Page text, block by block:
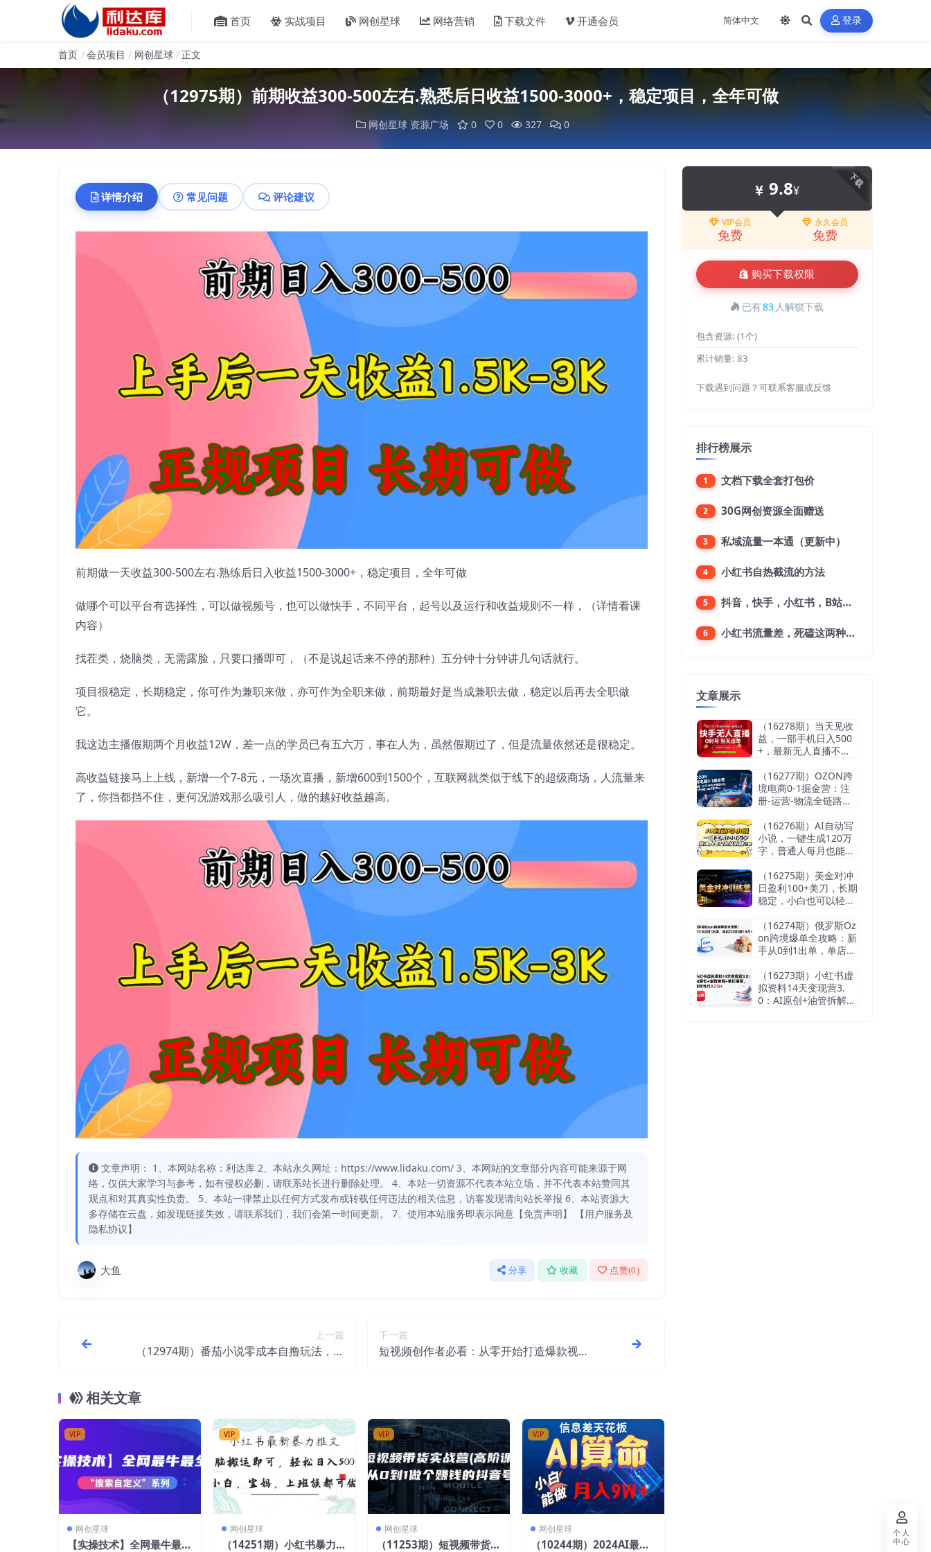
首页 实战项目 网创星球 网络营销 下载文件 开通会员 登录
首页 会员项目 网创星球 正文
（12975期）前期收益300-500左右.熟悉后日收益1500-3000+，稳定项目，全年可做
网创星球 资源广场 0 0 327 0
详情介绍 常见问题 评论建议
前期做一天收益300-500左右.熟练后日入收益1500-3000+，稳定项目，全年可做
做哪个可以平台有选择性，可以做视频号，也可以做快手，不同平台，起号以及运行和收益规则不一样，（详情看课
内容）
找茬类，烧脑类，无需露脸，只要口播即可，（不是说起话来不停的那种）五分钟十分钟讲几句话就行。
项目很稳定，长期稳定，你可作为兼职来做，亦可作为全职来做，前期最好是当成兼职去做，稳定以后再去全职做
它。
我这边主播假期两个月收益12W，差一点的学员已有五六万，事在人为，虽然假期过了，但是流量依然还是很稳定。
高收益链接马上上线，新增一个7-8元，一场次直播，新增600到1500个，互联网就类似于线下的超级商场，人流量来
了，你挡都挡不住，更何况游戏那么吸引人，做的越好收益越高。
文章声明： 1、本网站名称：利达库 2、本站永久网址：https://www.lidaku.com/ 3、本网站的文章部分内容可能来源于网
络，仅供大家学习与参考，如有侵权必删，请联系站长进行删除处理。 4、本站一切资源不代表本站立场，并不代表本站赞同其
观点和对其真实性负责。 5、本站一律禁止以任何方式发布或转载任何违法的相关信息，访客发现请向站长举报 6、本站资源大
多存储在云盘，如发现链接失效，请联系我们，我们会第一时间更新。 7、使用本站服务即表示同意【免责声明】 【用户服务及
隐私协议】
大鱼 分享 收藏 点赞(0)
上一篇
（12974期）番茄小说零成本自撸玩法，每
下一篇
短视频创作者必看：从零开始打造爆款视频
相关文章
VIP
网创星球
【实操技术】全网最牛最全
VIP
网创星球
（14251期）小红书暴力推
VIP
网创星球
（11253期）短视频带货实
VIP
网创星球
（10244期）2024AI最新
下载
9.8¥
VIP会员
免费
永久会员
免费
购买下载权限
已有83 人解锁下载
包含资源: (1个)
累计销量: 83
下载遇到问题？可联系客服或反馈
排行榜展示
1 文档下载全套打包价
2 30G网创资源全面赠送
3 私域流量一本通（更新中）
4 小红书自热截流的方法
5 抖音，快手，小红书，B站，微博，微信公众号，微信视频号。每一个平台，都是不一样的机会，对应不一样的赚钱思路
6 小红书流量差，死磕这两种笔记就好
文章展示
（16278期）当天见收
益，一部手机日入500
+，最新无人直播不违
（16277期）OZON跨
境电商0-1掘金营：注
册-运营-物流全链路体
收8w
（16276期）AI自动写
小说，一键生成120万
字，普通人每月也能躺
（16275期）美金对冲
日盈利100+美刀，长期
稳定，小白也可以轻松
（16274期）俄罗斯Oz
on跨境爆单全攻略：新
手从0到1出单，单店月
（16273期）小红书虚
拟资料14天变现营3.
0：AI原创+油管拆解
个人
中心